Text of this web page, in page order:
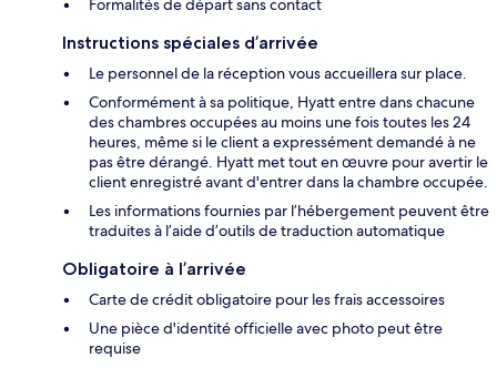
Formalités de départ sans contact
Instructions spéciales d’arrivée
Le personnel de la réception vous accueillera sur place.
Conformément à sa politique, Hyatt entre dans chacune
des chambres occupées au moins une fois toutes les 24
heures, même si le client a expressément demandé à ne
pas être dérangé. Hyatt met tout en œuvre pour avertir le
client enregistré avant d'entrer dans la chambre occupée.
Les informations fournies par l’hébergement peuvent être
traduites à l’aide d’outils de traduction automatique
Obligatoire à l’arrivée
Carte de crédit obligatoire pour les frais accessoires
Une pièce d'identité officielle avec photo peut être
requise